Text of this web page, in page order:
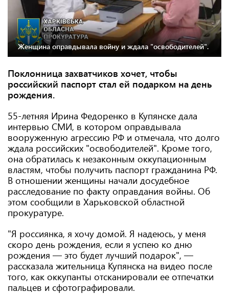
Женщина оправдывала войну и ждала "освободителей".
Поклонница захватчиков хочет, чтобы
российский паспорт стал ей подарком на день
рождения.
55-летняя Ирина Федоренко в Купянске дала
интервью СМИ, в котором оправдывала
вооруженную агрессию РФ и отмечала, что долго
ждала российских "освободителей". Кроме того,
она обратилась к незаконным оккупационным
властям, чтобы получить паспорт гражданина РФ.
В отношении женщины начали досудебное
расследование по факту оправдания войны. Об
этом сообщили в Харьковской областной
прокуратуре.
"Я россиянка, я хочу домой. Я надеюсь, у меня
скоро день рождения, если я успею ко дню
рождения — это будет лучший подарок", —
рассказала жительница Купянска на видео после
того, как оккупанты отсканировали ее отпечатки
пальцев и сфотографировали.